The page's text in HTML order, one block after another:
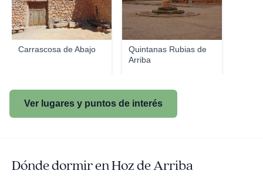
Carrascosa de Abajo
Quintanas Rubias de
Arriba
Ver lugares y puntos de interés
Dónde dormir en Hoz de Arriba